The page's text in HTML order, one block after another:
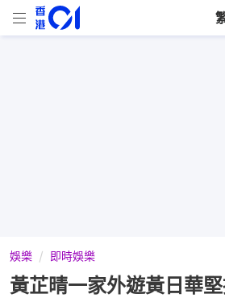
娛樂 即時娛樂
黃芷晴一家外遊黃日華